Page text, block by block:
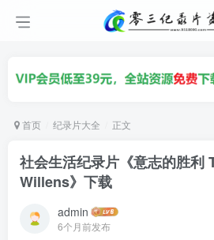
首页 纪录片大全 正文
社会生活纪录片《意志的胜利
Willens》下载
admin
6个月前发布